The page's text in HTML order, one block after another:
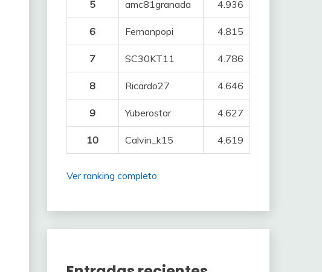
5 amc81granada 4.936
6 Fernanpopi 4.815
7 SC30KT11 4.786
8 Ricardo27 4.646
9 Yuberostar 4.627
10 Calvin_k15 4.619
Ver ranking completo